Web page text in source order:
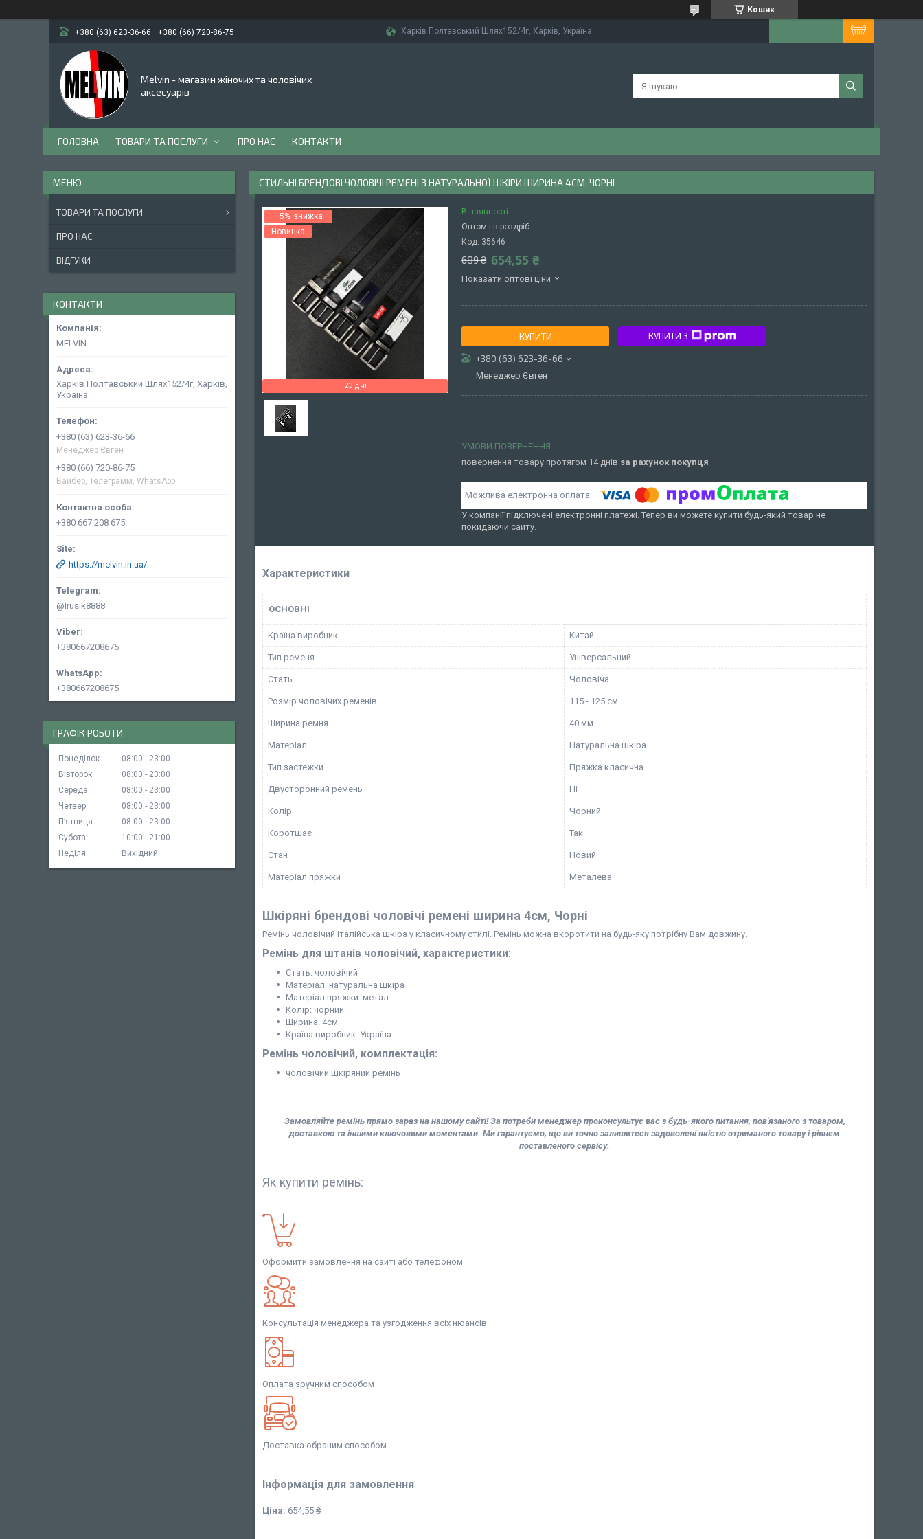
Кошик
+380 (63) 623-36-66 +380 (66) 720-86-75 Харків Полтавський Шлях152/4г, Харків, Україна
Melvin - магазин жіночих та чоловічих
аксесуарів
ГОЛОВНА ТОВАРИ ТА ПОСЛУГИ ПРО НАС КОНТАКТИ
СТИЛЬНІ БРЕНДОВІ ЧОЛОВІЧІ РЕМЕНІ З НАТУРАЛЬНОЇ ШКІРИ ШИРИНА 4СМ, ЧОРНІ
–5%
23 дні
Новинка
В наявності
Оптом і в роздріб
Код: 35646
689 ₴ 654,55 ₴
Показати оптові ціни
КУПИТИ КУПИТИ З
+380 (63) 623-36-66
Менеджер Євген
повернення товару протягом 14 днів за рахунок покупця
У компанії підключені електронні платежі. Тепер ви можете купити будь-який товар не
покидаючи сайту.
Характеристики
ОСНОВНІ
Країна виробник Китай
Тип ременя Універсальний
Стать Чоловіча
Розмір чоловічих ременів 115 - 125 см.
Ширина ремня 40 мм
Матеріал Натуральна шкіра
Тип застежки Пряжка класична
Двусторонний ремень Ні
Колір Чорний
Коротшає Так
Стан Новий
Матеріал пряжки Металева
Шкіряні брендові чоловічі ремені ширина 4см, Чорні
Ремінь чоловічий італійська шкіра у класичному стилі. Ремінь можна вкоротити на будь-яку потрібну Вам довжину.
Ремінь для штанів чоловічий, характеристики:
Стать: чоловічий
Матеріал: натуральна шкіра
Матеріал пряжки: метал
Колір: чорний
Ширина: 4см
Країна виробник: Україна
Ремінь чоловічий, комплектація:
чоловічий шкіряний ремінь
Замовляйте ремінь прямо зараз на нашому сайті! За потреби менеджер проконсультує вас з будь-якого питання, пов'язаного з товаром,
доставкою та іншими ключовими моментами. Ми гарантуємо, що ви точно залишитеся задоволені якістю отриманого товару і рівнем
поставленого сервісу.
Як купити ремінь:
Оформити замовлення на сайті або телефоном
Консультація менеджера та узгодження всіх нюансів
Оплата зручним способом
Доставка обраним способом
Інформація для замовлення
Ціна: 654,55 ₴
ТОВАРИ ТА ПОСЛУГИ
ПРО НАС
ВІДГУКИ
КОНТАКТИ
MELVIN
Харків Полтавський Шлях152/4г, Харків,
Україна
+380 (63) 623-36-66
Менеджер Євген
+380 (66) 720-86-75
Вайбер, Телеграмм, WhatsApp
+380 667 208 675
https://melvin.in.ua/
@Irusik8888
+380667208675
+380667208675
ГРАФІК РОБОТИ
Понеділок 08:00
23:00
Вівторок
08:00
23:00
Середа
08:00
23:00
Четвер
08:00
23:00
Пʼятниця
08:00
23:00
Субота
10:00
21:00
Неділя
Вихідний